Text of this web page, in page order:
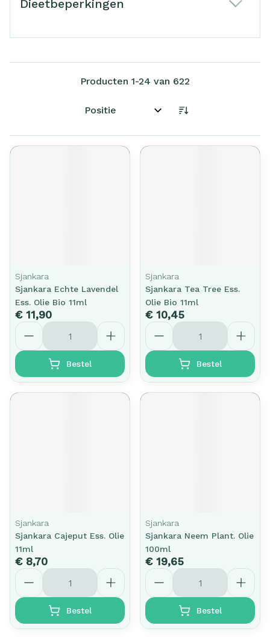
Dieetbeperkingen
Producten 1-24 van 622
Sorteer op:
Sjankara
Sjankara Echte Lavendel
Ess. Olie Bio 11ml
€ 11,90
Aantal
Bestel
Sjankara
Sjankara Tea Tree Ess.
Olie Bio 11ml
€ 10,45
Aantal
Bestel
Sjankara
Sjankara Cajeput Ess. Olie
11ml
€ 8,70
Aantal
Bestel
Sjankara
Sjankara Neem Plant. Olie
100ml
€ 19,65
Aantal
Bestel